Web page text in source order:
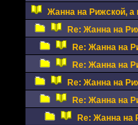
Жанна на Рижской, а
Re: Жанна на
Re: Жанна на
Re: Жанна на
Re: Жанна на
Re: Жанна на
Re: Жанна на